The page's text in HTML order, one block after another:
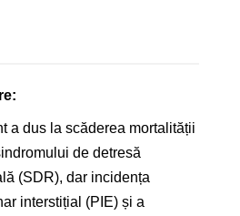
a dus la scăderea mortalității
de detresă
(SDR), dar incidența
interstițial (PIE) și a